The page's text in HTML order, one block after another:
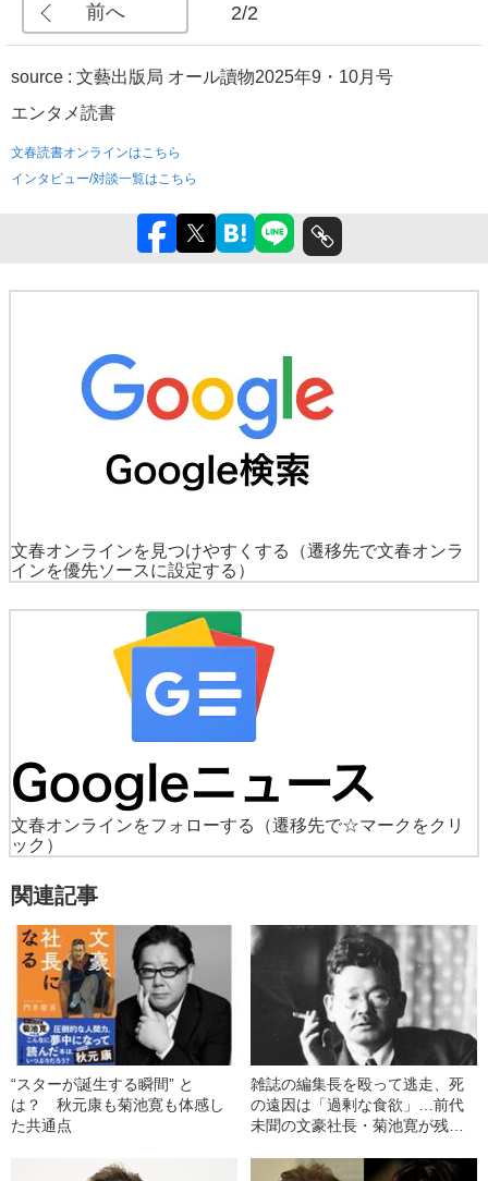
前へ 2/2
source : 文藝出版局 オール讀物2025年9・10月号
エンタメ読書
文春読書オンラインはこちら
インタビュー/対談一覧はこちら
文春オンラインを見つけやすくする
（遷移先で文春オンラ
インを優先ソースに設定する）
文春オンラインをフォローする
（遷移先で☆マークをクリ
ック）
関連記事
“スターが誕生する瞬間” と
は？ 秋元康も菊池寛も体感し
た共通点
雑誌の編集長を殴って逃走、死
の遠因は「過剰な食欲」…前代
未聞の文豪社長・菊池寛が残し